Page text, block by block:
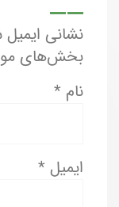
نشانی
بخش‌های
نام *
ایمیل *